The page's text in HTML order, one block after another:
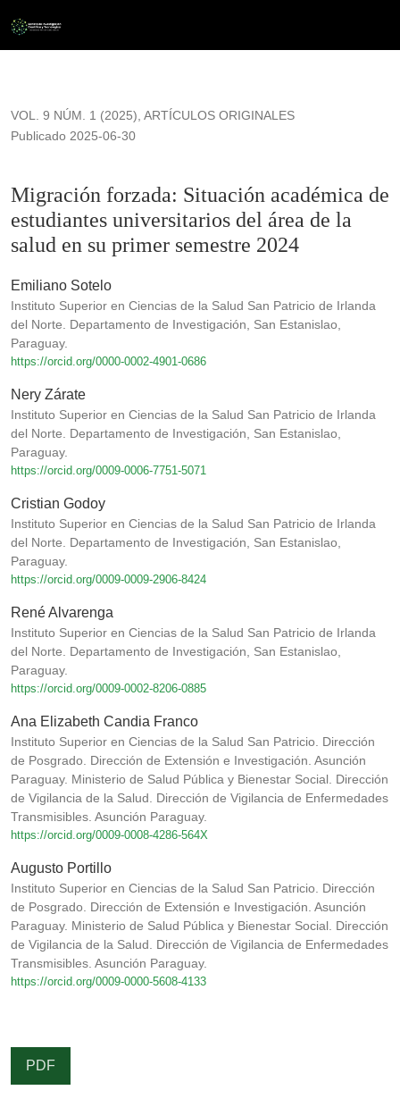
VOL. 9 NÚM. 1 (2025), ARTÍCULOS ORIGINALES
Migración forzada: Situación académica de
estudiantes universitarios del área de la
salud en su primer semestre 2024
Publicado 2025-06-30
Emiliano Sotelo
Instituto Superior en Ciencias de la Salud San Patricio de Irlanda
del Norte. Departamento de Investigación, San Estanislao,
Paraguay.
https://orcid.org/0000-0002-4901-0686
Nery Zárate
Instituto Superior en Ciencias de la Salud San Patricio de Irlanda
del Norte. Departamento de Investigación, San Estanislao,
Paraguay.
https://orcid.org/0009-0006-7751-5071
Cristian Godoy
Instituto Superior en Ciencias de la Salud San Patricio de Irlanda
del Norte. Departamento de Investigación, San Estanislao,
Paraguay.
https://orcid.org/0009-0009-2906-8424
René Alvarenga
Instituto Superior en Ciencias de la Salud San Patricio de Irlanda
del Norte. Departamento de Investigación, San Estanislao,
Paraguay.
https://orcid.org/0009-0002-8206-0885
Ana Elizabeth Candia Franco
Instituto Superior en Ciencias de la Salud San Patricio. Dirección
de Posgrado. Dirección de Extensión e Investigación. Asunción
Paraguay. Ministerio de Salud Pública y Bienestar Social. Dirección
de Vigilancia de la Salud. Dirección de Vigilancia de Enfermedades
Transmisibles. Asunción Paraguay.
https://orcid.org/0009-0008-4286-564X
Augusto Portillo
Instituto Superior en Ciencias de la Salud San Patricio. Dirección
de Posgrado. Dirección de Extensión e Investigación. Asunción
Paraguay. Ministerio de Salud Pública y Bienestar Social. Dirección
de Vigilancia de la Salud. Dirección de Vigilancia de Enfermedades
Transmisibles. Asunción Paraguay.
https://orcid.org/0009-0000-5608-4133
PDF